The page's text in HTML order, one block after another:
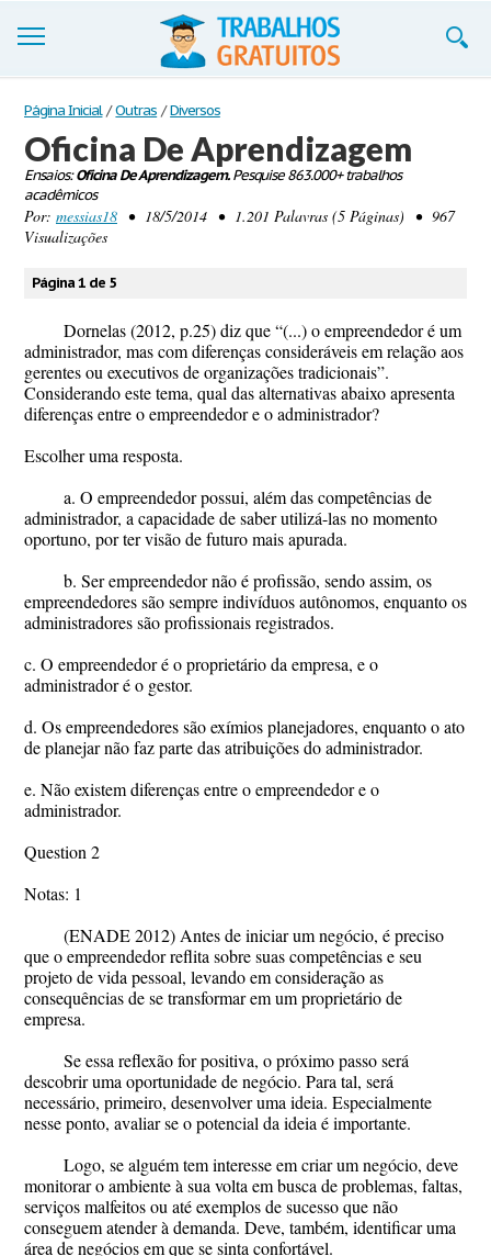
Trabalhos
Cadastre-se
Entre
Blog
Contate-nos
Página Inicial / Outras / Diversos
Oficina De Aprendizagem
Ensaios:Oficina De Aprendizagem.Pesquise 863.000+ trabalhos
acadêmicos
Por: messias18 • 18/5/2014 • 1.201 Palavras (5 Páginas) • 967
Visualizações
Página 1 de 5
Dornelas (2012, p.25) diz que “(...) o empreendedor é um
administrador, mas com diferenças consideráveis em relação aos
gerentes ou executivos de organizações tradicionais”.
Considerando este tema, qual das alternativas abaixo apresenta
diferenças entre o empreendedor e o administrador?
Escolher uma resposta.
a. O empreendedor possui, além das competências de
administrador, a capacidade de saber utilizá-las no momento
oportuno, por ter visão de futuro mais apurada.
b. Ser empreendedor não é profissão, sendo assim, os
empreendedores são sempre indivíduos autônomos, enquanto os
administradores são profissionais registrados.
c. O empreendedor é o proprietário da empresa, e o
administrador é o gestor.
d. Os empreendedores são exímios planejadores, enquanto o ato
de planejar não faz parte das atribuições do administrador.
e. Não existem diferenças entre o empreendedor e o
administrador.
Question 2
Notas: 1
(ENADE 2012) Antes de iniciar um negócio, é preciso
que o empreendedor reflita sobre suas competências e seu
projeto de vida pessoal, levando em consideração as
consequências de se transformar em um proprietário de
empresa.
Se essa reflexão for positiva, o próximo passo será
descobrir uma oportunidade de negócio. Para tal, será
necessário, primeiro, desenvolver uma ideia. Especialmente
nesse ponto, avaliar se o potencial da ideia é importante.
Logo, se alguém tem interesse em criar um negócio, deve
monitorar o ambiente à sua volta em busca de problemas, faltas,
serviços malfeitos ou até exemplos de sucesso que não
conseguem atender à demanda. Deve, também, identificar uma
área de negócios em que se sinta confortável.